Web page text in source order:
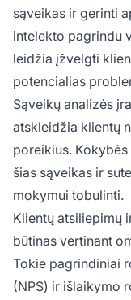
sąveikas ir gerinti
intelekto pagrindu
leidžia įžvelgti
potencialias
Sąveikų analizės
atskleidžia klientų
poreikius.
šias sąveikas ir
mokymui tobulinti.
Klientų atsiliepimų
būtinas vertinant
Tokie pagrindiniai
(NPS) ir išlaikymo